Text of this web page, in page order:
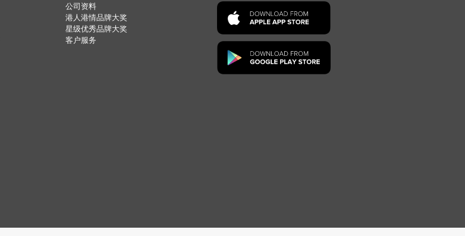
公司资料
港人港情品牌大奖
星级优秀品牌大奖
客户服务